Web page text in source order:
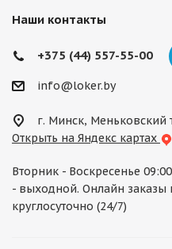
Наши контакты
+375 (44) 557-55-00
info@loker.by
г. Минск, Меньковский
Открыть на Яндекс картах
Вторник - Воскресенье
- выходной. Онлайн заказы
круглосуточно (24/7)